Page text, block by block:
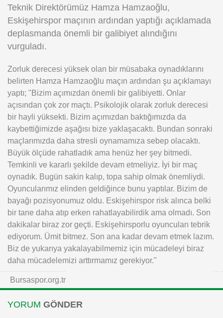
Instagram
Android
Teknik Direktörümüz Hamza Hamzaoğlu,
Eskişehirspor maçının ardından yaptığı açıklamada
deplasmanda önemli bir galibiyet alındığını
vurguladı.
Zorluk derecesi yüksek olan bir müsabaka oynadıklarını
belirten Hamza Hamzaoğlu maçın ardından şu açıklamayı
yaptı; "Bizim açımızdan önemli bir galibiyetti. Onlar
açısından çok zor maçtı. Psikolojik olarak zorluk derecesi
bir hayli yüksekti. Bizim açımızdan baktığımızda da
kaybettiğimizde aşağısı bize yaklaşacaktı. Bundan sonraki
maçlarımızda daha stresli oynamamıza sebep olacaktı.
Büyük ölçüde rahatladık ama henüz her şey bitmedi.
Temkinli ve kararlı şekilde devam etmeliyiz. İyi bir maç
oynadık. Bugün sakin kalıp, topa sahip olmak önemliydi.
Oyuncularımız elinden geldiğince bunu yaptılar. Bizim de
bayağı pozisyonumuz oldu. Eskişehirspor risk alınca belki
bir tane daha atıp erken rahatlayabilirdik ama olmadı. Son
dakikalar biraz zor geçti. Eskişehirsporlu oyuncuları tebrik
ediyorum. Ümit bitmez. Son ana kadar devam etmek lazım.
Biz de yukarıya yakalayabilmemiz için mücadeleyi biraz
daha mücadelemizi arttırmamız gerekiyor."
Bursaspor.org.tr
YORUM GÖNDER